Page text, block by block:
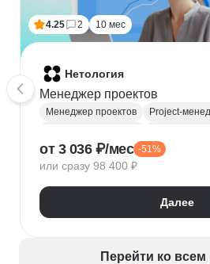
4.25 2 10 мес
Нетология
Менеджер проектов
Менеджер проектов
Project-
Нейронные сети
Управление
Kanban
Scrum
Управление
Тайм-менеджмент
Управление удаленной командой
от 3 036 ₽/мес -51%
или сразу 98 400 ₽
Далее
Перейти ко всем